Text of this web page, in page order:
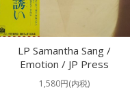
LP Samantha Sang /
Emotion / JP Press
1,580円(内税)